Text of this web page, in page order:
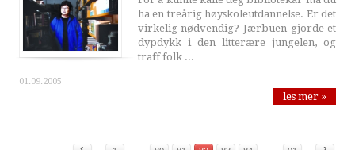
ha en treårig høyskoleutdannelse. Er det
virkelig nødvendig? Jærbuen gjorde et
dypdykk i den litterære jungelen, og
traff folk ...
01.09.2005
les mer »